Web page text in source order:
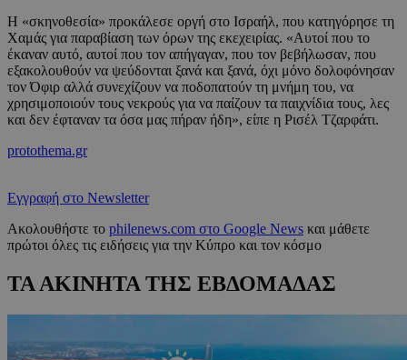
Η «σκηνοθεσία» προκάλεσε οργή στο Ισραήλ, που κατηγόρησε τη
Χαμάς για παραβίαση των όρων της εκεχειρίας. «Αυτοί που το
έκαναν αυτό, αυτοί που τον απήγαγαν, που τον βεβήλωσαν, που
εξακολουθούν να ψεύδονται ξανά και ξανά, όχι μόνο δολοφόνησαν
τον Όφιρ αλλά συνεχίζουν να ποδοπατούν τη μνήμη του, να
χρησιμοποιούν τους νεκρούς για να παίζουν τα παιχνίδια τους, λες
και δεν έφταναν τα όσα μας πήραν ήδη», είπε η Ρισέλ Τζαρφάτι.
protothema.gr
Εγγραφή στο Newsletter
Ακολουθήστε το philenews.com στο Google News και μάθετε
πρώτοι όλες τις ειδήσεις για την Κύπρο και τον κόσμο
ΤΑ ΑΚΙΝΗΤΑ ΤΗΣ ΕΒΔΟΜΑΔΑΣ